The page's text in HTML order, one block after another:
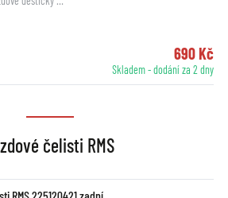
690 Kč
Skladem - dodání za 2 dny
čelisti RMS